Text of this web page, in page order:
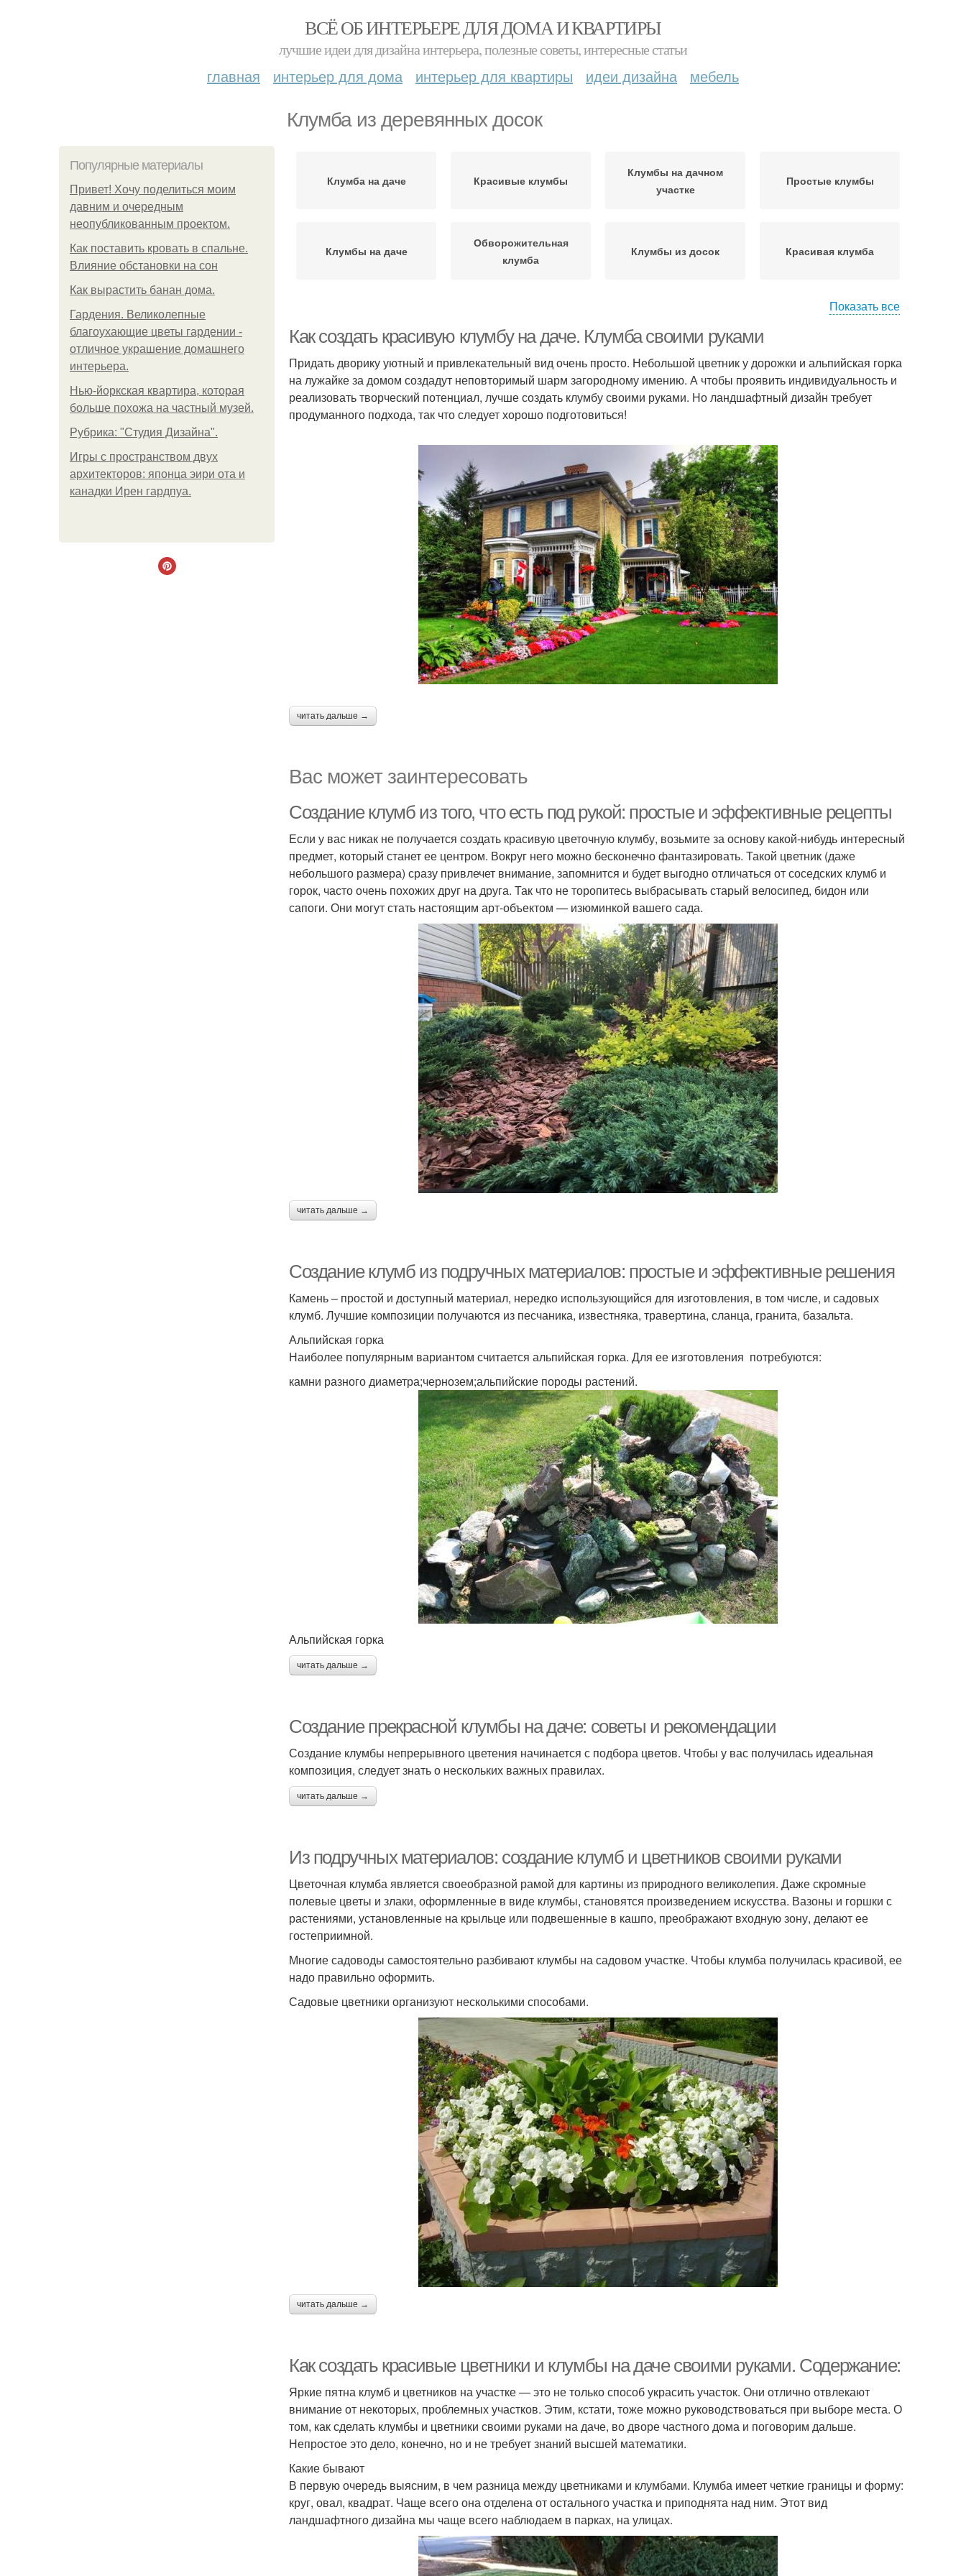
ВСЁ ОБ ИНТЕРЬЕРЕ ДЛЯ ДОМА И КВАРТИРЫ
лучшие идеи для дизайна интерьера, полезные советы, интересные статьи
главная интерьер для дома интерьер для квартиры идеи дизайна мебель
Клумба из деревянных досок
Популярные материалы
Привет! Хочу поделиться моим
давним и очередным
неопубликованным проектом.
Как поставить кровать в спальне.
Влияние обстановки на сон
Как вырастить банан дома.
Гардения. Великолепные
благоухающие цветы гардении -
отличное украшение домашнего
интерьера.
Нью-йоркская квартира, которая
больше похожа на частный музей.
Рубрика: "Студия Дизайна".
Игры с пространством двух
архитекторов: японца эири ота и
канадки Ирен гардпуа.
Клумба на даче Красивые клумбы
Клумбы на дачном
участке
Простые клумбы
Клумбы на даче
Обворожительная
клумба
Клумбы из досок Красивая клумба
Показать все
Как создать красивую клумбу на даче. Клумба своими руками
Придать дворику уютный и привлекательный вид очень просто. Небольшой цветник у дорожки и альпийская горка
на лужайке за домом создадут неповторимый шарм загородному имению. А чтобы проявить индивидуальность и
реализовать творческий потенциал, лучше создать клумбу своими руками. Но ландшафтный дизайн требует
продуманного подхода, так что следует хорошо подготовиться!
читать дальше →
Вас может заинтересовать
Создание клумб из того, что есть под рукой: простые и эффективные рецепты
Если у вас никак не получается создать красивую цветочную клумбу, возьмите за основу какой-нибудь интересный
предмет, который станет ее центром. Вокруг него можно бесконечно фантазировать. Такой цветник (даже
небольшого размера) сразу привлечет внимание, запомнится и будет выгодно отличаться от соседских клумб и
горок, часто очень похожих друг на друга. Так что не торопитесь выбрасывать старый велосипед, бидон или
сапоги. Они могут стать настоящим арт-объектом — изюминкой вашего сада.
читать дальше →
Создание клумб из подручных материалов: простые и эффективные решения
Камень – простой и доступный материал, нередко использующийся для изготовления, в том числе, и садовых
клумб. Лучшие композиции получаются из песчаника, известняка, травертина, сланца, гранита, базальта.
Альпийская горка
Наиболее популярным вариантом считается альпийская горка. Для ее изготовления потребуются:
камни разного диаметра;чернозем;альпийские породы растений.
Альпийская горка
читать дальше →
Создание прекрасной клумбы на даче: советы и рекомендации
Создание клумбы непрерывного цветения начинается с подбора цветов. Чтобы у вас получилась идеальная
композиция, следует знать о нескольких важных правилах.
читать дальше →
Из подручных материалов: создание клумб и цветников своими руками
Цветочная клумба является своеобразной рамой для картины из природного великолепия. Даже скромные
полевые цветы и злаки, оформленные в виде клумбы, становятся произведением искусства. Вазоны и горшки с
растениями, установленные на крыльце или подвешенные в кашпо, преображают входную зону, делают ее
гостеприимной.
Многие садоводы самостоятельно разбивают клумбы на садовом участке. Чтобы клумба получилась красивой, ее
надо правильно оформить.
Садовые цветники организуют несколькими способами.
читать дальше →
Как создать красивые цветники и клумбы на даче своими руками. Содержание:
Яркие пятна клумб и цветников на участке — это не только способ украсить участок. Они отлично отвлекают
внимание от некоторых, проблемных участков. Этим, кстати, тоже можно руководствоваться при выборе места. О
том, как сделать клумбы и цветники своими руками на даче, во дворе частного дома и поговорим дальше.
Непростое это дело, конечно, но и не требует знаний высшей математики.
Какие бывают
В первую очередь выясним, в чем разница между цветниками и клумбами. Клумба имеет четкие границы и форму:
круг, овал, квадрат. Чаще всего она отделена от остального участка и приподнята над ним. Этот вид
ландшафтного дизайна мы чаще всего наблюдаем в парках, на улицах.